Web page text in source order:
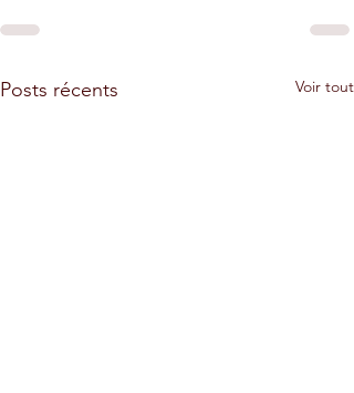
Posts récents Voir tout